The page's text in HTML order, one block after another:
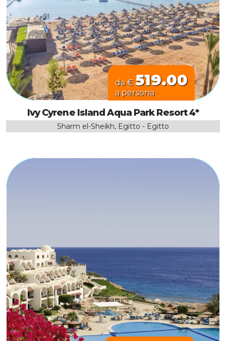
da €519.00
a persona
Ivy Cyrene Island Aqua Park Resort 4*
Sharm el-Sheikh, Egitto - Egitto